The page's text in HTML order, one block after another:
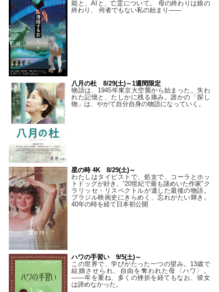
能と、AIと、亡霊について。 母の終わりは娘の
終わり、 何者でもない私の始まり――
八月の杜 8/29(土)～1週間限定
物語は、1945年東京大空襲から始まった。失わ
れた記憶と、たしかに残る痛み。誰かの「探し
物」は、やがて自分自身の物語になっていく。
星の時 4K 8/29(土)～
わたしはタイピストで、処⼥で、コーラとホッ
トドッグが好き。“20世紀で最も謎めいた作家”ク
ラリッセ・リスペクトルが遺した最後の物語。
ブラジル映画史にきらめく、忘れがたい輝き。
40年の時を経て⽇本初公開
ハワの手習い 9/5(土)～
この世界で、学びがたった一つの望み。13歳で
結婚させられ、自由を奪われた母〈ハワ〉。
——年を重ね、多くの挫折を経てもなお、彼女
は諦めなかった。